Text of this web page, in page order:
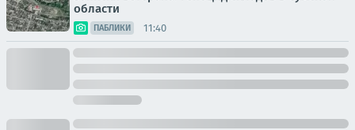
области
ПАБЛИКИ 11:40